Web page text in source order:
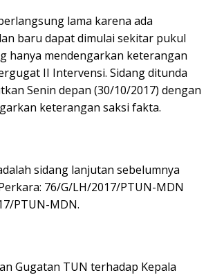
lama karena ada
baru dapat dimulai sekitar pukul
hanya mendengarkan keterangan
II Intervensi. Sidang ditunda
Senin depan (30/10/2017) dengan
keterangan saksi fakta.
sidang lanjutan sebelumnya
76/G/LH/2017/PTUN-MDN
PTUN-MDN.
Gugatan TUN terhadap Kepala